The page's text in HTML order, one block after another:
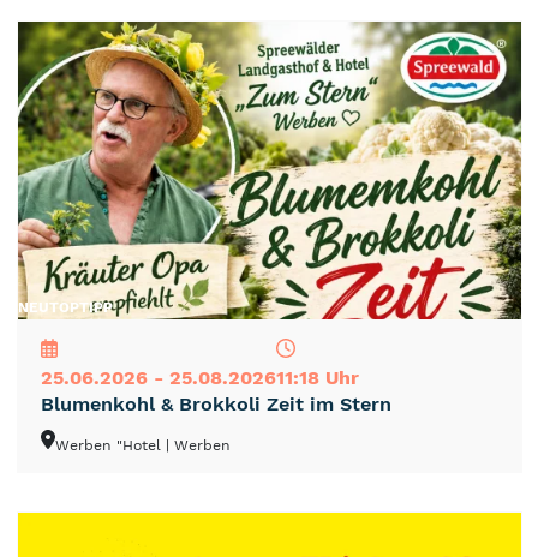
NEUTOPTIPP
25.06.2026 - 25.08.202611:18 Uhr
Blumenkohl & Brokkoli Zeit im Stern
Werben "Hotel | Werben